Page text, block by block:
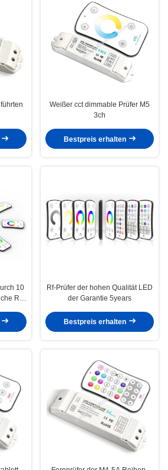
Weißer cct dimmable Prüfer M5
3ch
Bestpreis erhalten
10
Rf-
Rf-Prüfer der hohen Qualität LED
der Garantie 5years
Bestpreis erhalten